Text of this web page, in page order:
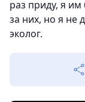
раз приду, я
за них, но я не
эколог.